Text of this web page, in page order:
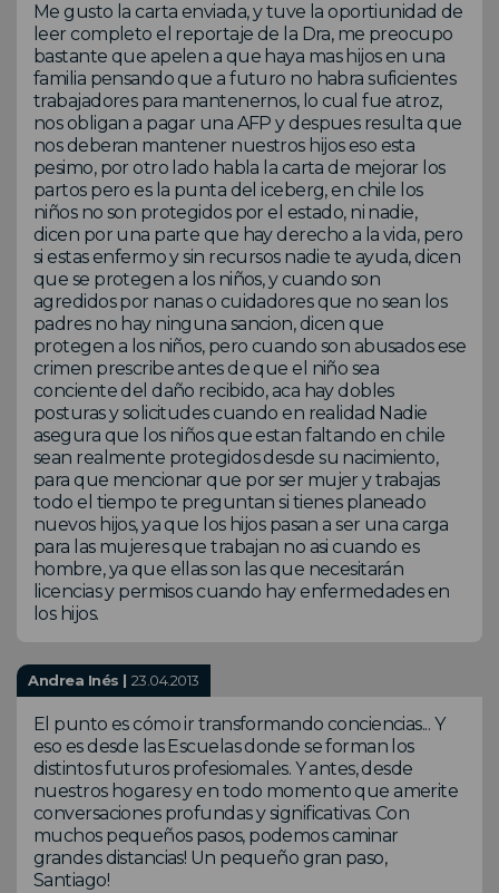
Me gusto la carta enviada, y tuve la oportiunidad de
leer completo el reportaje de la Dra, me preocupo
bastante que apelen a que haya mas hijos en una
familia pensando que a futuro no habra suficientes
trabajadores para mantenernos, lo cual fue atroz,
nos obligan a pagar una AFP y despues resulta que
nos deberan mantener nuestros hijos eso esta
pesimo, por otro lado habla la carta de mejorar los
partos pero es la punta del iceberg, en chile los
niños no son protegidos por el estado, ni nadie,
dicen por una parte que hay derecho a la vida, pero
si estas enfermo y sin recursos nadie te ayuda, dicen
que se protegen a los niños, y cuando son
agredidos por nanas o cuidadores que no sean los
padres no hay ninguna sancion, dicen que
protegen a los niños, pero cuando son abusados ese
crimen prescribe antes de que el niño sea
conciente del daño recibido, aca hay dobles
posturas y solicitudes cuando en realidad Nadie
asegura que los niños que estan faltando en chile
sean realmente protegidos desde su nacimiento,
para que mencionar que por ser mujer y trabajas
todo el tiempo te preguntan si tienes planeado
nuevos hijos, ya que los hijos pasan a ser una carga
para las mujeres que trabajan no asi cuando es
hombre, ya que ellas son las que necesitarán
licencias y permisos cuando hay enfermedades en
los hijos.
Andrea Inés | 23.04.2013
El punto es cómo ir transformando conciencias... Y
eso es desde las Escuelas donde se forman los
distintos futuros profesiomales. Y antes, desde
nuestros hogares y en todo momento que amerite
conversaciones profundas y significativas. Con
muchos pequeños pasos, podemos caminar
grandes distancias! Un pequeño gran paso,
Santiago!